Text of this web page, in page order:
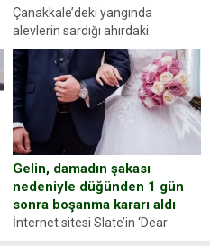
Çanakkale’deki yangında
alevlerin sardığı ahırdaki
hayvanlarını kurtarmak isteyen
Zeki Demir (66) ölümden döndü.
Yüzünde ve ellerinde yanıklar
oluşan Demir, kâbus dolu anları
anlattı… Merkeze bağlı...
Gelin, damadın şakası
nedeniyle düğünden 1 gün
sonra boşanma kararı aldı
İnternet sitesi Slate’in ‘Dear
Prudence’ isimli tavsiye köşesine